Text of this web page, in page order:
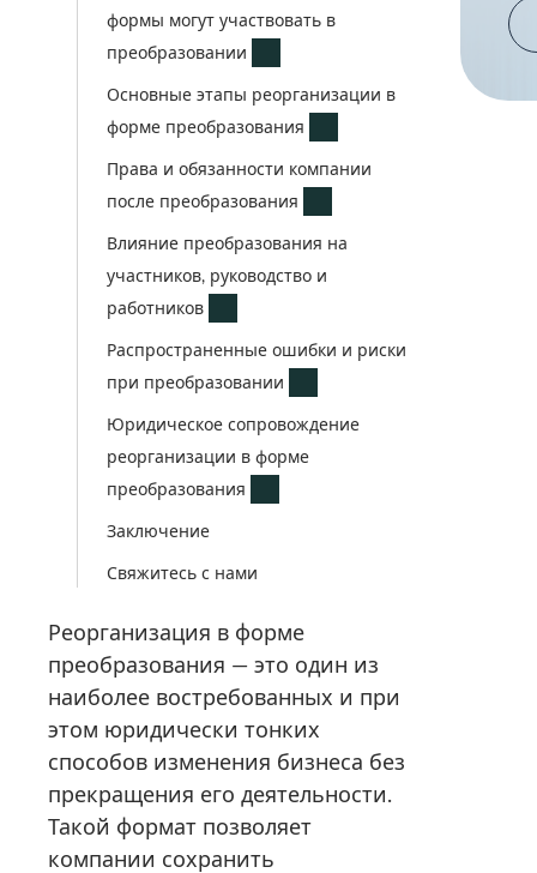
формы могут участвовать в
преобразовании
Основные этапы реорганизации в
форме преобразования
Права и обязанности компании
после преобразования
Влияние преобразования на
участников, руководство и
работников
Распространенные ошибки и риски
при преобразовании
Юридическое сопровождение
реорганизации в форме
преобразования
Заключение
Свяжитесь с нами
Реорганизация в форме
преобразования — это один из
наиболее востребованных и при
этом юридически тонких
способов изменения бизнеса без
прекращения его деятельности.
Такой формат позволяет
компании сохранить